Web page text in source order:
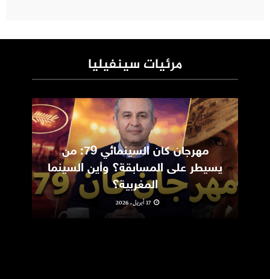
مرئيات سينفيليا
مهرجان كان السينمائي 79: من
يسيطر على المسابقة؟ وأين السينما
المغربية؟
17 أبريل، 2026